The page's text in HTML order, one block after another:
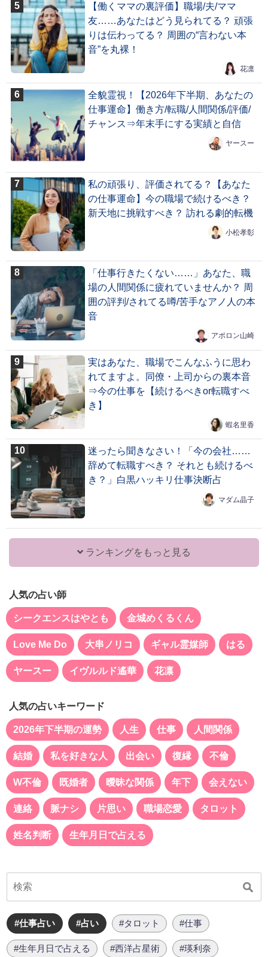
【働くママの裏評価】職場/夫/ママ
友……あなたはどう見られてる？ 頑張
りは伝わってる？ 周囲の“言わない本
音”を丸裸！
花凛
全貌霊視！【2026年下半期、あなたの
仕事運命】働き方/転職/人間関係/評価/
チャンス⇒年末手にする実績と自信
ヤースー
私の頑張り、評価されてる？【あなた
の仕事運命】今の職場で続けるべき？
新天地に挑戦すべき？ 訪れる劇的転機
小松孝彰
「仕事行きたくない……」あなた、職
場の人間関係に疲れていませんか？ 周
囲の評判/されてる噂/苦手なアノ人の本
音
アポロン山崎
実はあなた、職場でこんなふうに思わ
れてますよ。同僚・上司からの裏本音
⇒今の仕事を【続けるべきor転職すべ
き】
蝦名里香
迷ったら聞きなさい！「今の会社……
辞めて転職すべき？ それとも続けるべ
き？」白黒ハッキリ仕事決断占
マダム晶子
ランキングをもっと見る
人気の占い師
シークエンスはやとも 金城めくるくん
Love Me Do 大串ノリコ ギャル霊媒師 はる
ヤースー イヴルルド遙華 花凛
人気の占いキーワード
2026年下半期の運勢 人生 仕事 人間関係
結婚 私を好きな人 出会い 復縁 不倫
W不倫 既婚者 曖昧な関係 年下 会えない
連絡 脈ナシ 片思い 職場恋愛 タロット
姓名判断 生年月日で占える
#仕事占い #占い #タロット #仕事
#生年月日で占える #西洋占星術 #瑛利奈